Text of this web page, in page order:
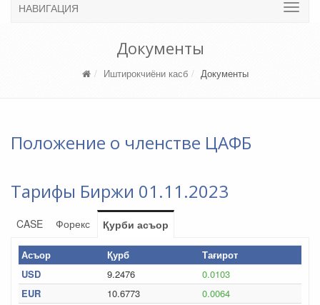
НАВИГАЦИЯ
Документы
Иштирокчиёни касб Документы
Положение о членстве ЦАФБ
Тарифы Биржи 01.11.2023
CASE Форекс Қурби асъор
Асъор Қурб
Тағирот
USD
9.2476
0.0103
EUR
10.6773
0.0064